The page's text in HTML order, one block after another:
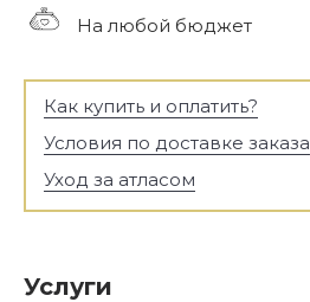
На любой бюджет
Как купить и оплатить?
Условия по доставке заказа
Уход за атласом
Услуги